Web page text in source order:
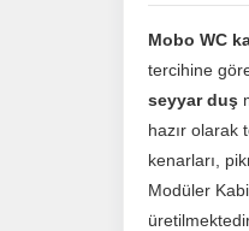
Mobo WC
tercihine
seyyar duş
hazır olarak
kenarları,
Modüler